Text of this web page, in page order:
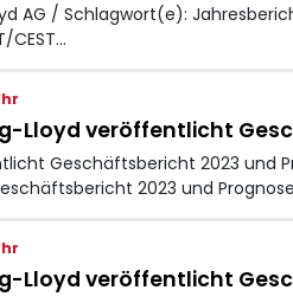
AG / Schlagwort(e):
CEST…
Lloyd veröffentlicht
Geschäftsbericht 2023 und
2023 und
Lloyd veröffentlicht